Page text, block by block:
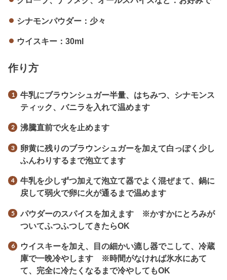
シナモンパウダー： 少々
ウイスキー：30ml
作り方
牛乳にブラウンシュガー半量、はちみつ、シナモンス
ティック、バニラを入れて温めます
沸騰直前で火を止めます
卵黄に残りのブラウンシュガーを加えて白っぽく少し
ふんわりするまで泡立てます
牛乳を少しずつ加えて泡立て器でよく混ぜまて、鍋に
戻して弱火で卵に火が通るまで温めます
パウダーのスパイスを加えます ※かすかにとろみが
ついてふつふつしてきたらOK
ウイスキーを加え、目の細かい漉し器でこして、冷蔵
庫で一晩冷やします ※時間がなければ氷水にあて
て、完全に冷たくなるまで冷やしてもOK